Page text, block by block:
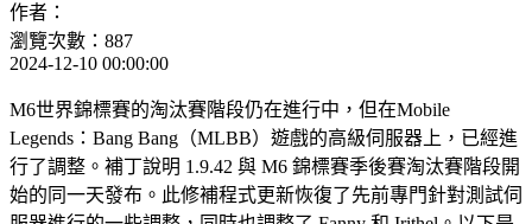
作者：
瀏覽次數：887
2024-12-10 00:00:00
M6世界錦標賽的淘汰賽階段仍在進行中，但在Mobile
Legends：Bang Bang（MLBB）遊戲的高級伺服器上，已經進
行了調整。補丁說明 1.9.42 與 M6 錦標賽季後賽淘汰賽階段開
始的同一天發布。此修補程式更新恢復了先前專門針對測試伺